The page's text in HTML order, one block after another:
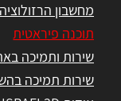
מחשבון הרזולוציה
תוכנה פיראטית
שירות ותמיכה
שירות תמיכה